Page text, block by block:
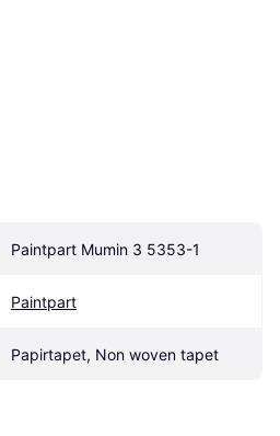
Paintpart Mumin 3 5353-1
Paintpart
Papirtapet, Non woven tapet